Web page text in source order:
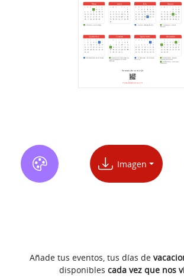
Añade tus eventos, tus días de
disponibles cada vez que nos
Imagen